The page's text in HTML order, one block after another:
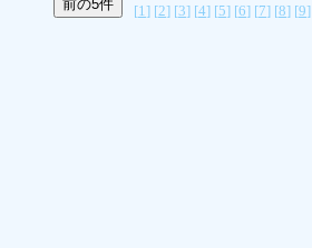
[1 ] [2] [3] [4] [5] [6] [7] [8] [9]